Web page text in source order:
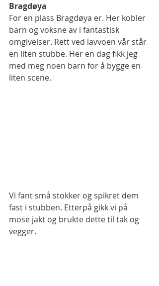
Bragdøya
For en plass Bragdøya er. Her kobler
barn og voksne av i fantastisk
omgivelser. Rett ved lavvoen vår står
en liten stubbe. Her en dag fikk jeg
med meg noen barn for å bygge en
liten scene.
Vi fant små stokker og spikret dem
fast i stubben. Etterpå gikk vi på
mose jakt og brukte dette til tak og
vegger.